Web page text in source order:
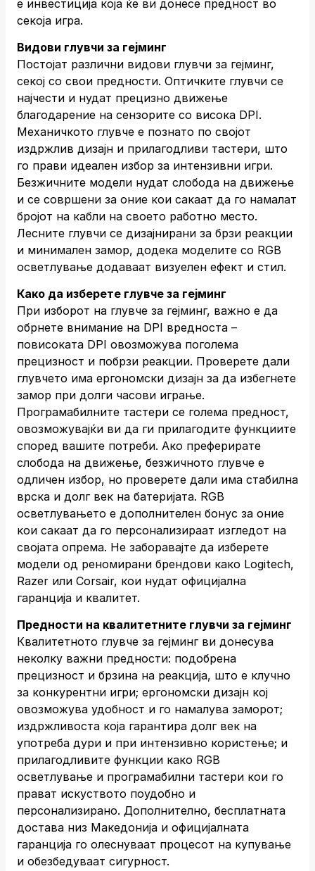
е инвестиција која ќе ви донесе предност во
секоја игра.
Видови глувчи за гејминг
Постојат различни видови глувчи за гејминг,
секој со свои предности. Оптичките глувчи се
најчести и нудат прецизно движење
благодарение на сензорите со висока DPI.
Механичкото глувче е познато по својот
издржлив дизајн и прилагодливи тастери, што
го прави идеален избор за интензивни игри.
Безжичните модели нудат слобода на движење
и се совршени за оние кои сакаат да го намалат
бројот на кабли на своето работно место.
Лесните глувчи се дизајнирани за брзи реакции
и минимален замор, додека моделите со RGB
осветлување додаваат визуелен ефект и стил.
Како да изберете глувче за гејминг
При изборот на глувче за гејминг, важно е да
обрнете внимание на DPI вредноста –
повисоката DPI овозможува поголема
прецизност и побрзи реакции. Проверете дали
глувчето има ергономски дизајн за да избегнете
замор при долги часови играње.
Програмабилните тастери се голема предност,
овозможувајќи ви да ги прилагодите функциите
според вашите потреби. Ако преферирате
слобода на движење, безжичното глувче е
одличен избор, но проверете дали има стабилна
врска и долг век на батеријата. RGB
осветлувањето е дополнителен бонус за оние
кои сакаат да го персонализираат изгледот на
својата опрема. Не заборавајте да изберете
модели од реномирани брендови како Logitech,
Razer или Corsair, кои нудат официјална
гаранција и квалитет.
Предности на квалитетните глувчи за гејминг
Квалитетното глувче за гејминг ви донесува
неколку важни предности: подобрена
прецизност и брзина на реакција, што е клучно
за конкурентни игри; ергономски дизајн кој
овозможува удобност и го намалува заморот;
издржливоста која гарантира долг век на
употреба дури и при интензивно користење; и
прилагодливите функции како RGB
осветлување и програмабилни тастери кои го
прават искуството поудобно и
персонализирано. Дополнително, бесплатната
достава низ Македонија и официјалната
гаранција го олеснуваат процесот на купување
и обезбедуваат сигурност.